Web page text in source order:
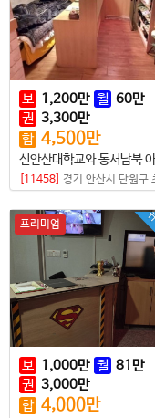
보 1,200만 월 60만
권 3,300만
합 4,500만
[11458] 경기 안산시 단원구 초
프리미엄
보 1,000만 월 81 만
권 3,000만
합 4,000만